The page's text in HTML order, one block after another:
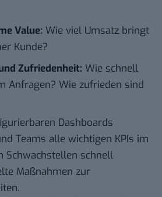
Value: Wie viel Umsatz bringt
Kunde?
Zufriedenheit: Wie schnell
Anfragen? Wie zufrieden sind
Dashboards
Teams alle wichtigen KPIs im
Schwachstellen schnell
Maßnahmen zur